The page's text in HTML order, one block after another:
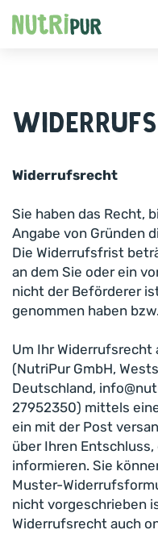
Widerrufsrecht
Sie haben das Recht,
Angabe von Gründen
Die Widerrufsfrist
an dem Sie oder ein
nicht der Beförderer
genommen haben
Um Ihr Widerrufsrecht
(NutriPur GmbH,
Deutschland,
27952350) mittels
ein mit der Post
über Ihren
informieren. Sie
Muster-
nicht vorgeschrieben
Widerrufsrecht auch